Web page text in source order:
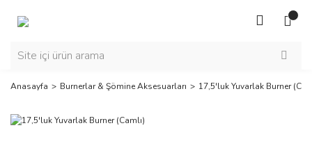
Anasayfa Burnerlar & Şömine Aksesuarları 17,5'luk Yuvarlak Burner